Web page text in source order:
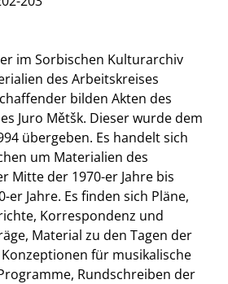
im Sorbischen Kulturarchiv
des Arbeitskreises
bilden Akten des
Juro Mětšk. Dieser wurde dem
übergeben. Es handelt sich
um Materialien des
Mitte der 1970-er Jahre bis
er Jahre. Es finden sich Pläne,
Korrespondenz und
Material zu den Tagen der
für musikalische
Rundschreiben der